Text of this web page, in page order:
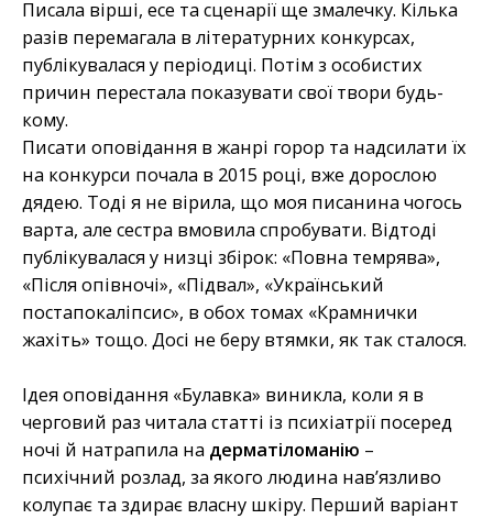
Писала вірші, есе та сценарії ще змалечку. Кілька
разів перемагала в літературних конкурсах,
публікувалася у періодиці. Потім з особистих
причин перестала показувати свої твори будь-
кому.
Писати оповідання в жанрі горор та надсилати їх
на конкурси почала в 2015 році, вже дорослою
дядею. Тоді я не вірила, що моя писанина чогось
варта, але сестра вмовила спробувати. Відтоді
публікувалася у низці збірок: «Повна темрява»,
«Після опівночі», «Підвал», «Український
постапокаліпсис», в обох томах «Крамнички
жахіть» тощо. Досі не беру втямки, як так сталося.
Ідея оповідання «Булавка» виникла, коли я в
черговий раз читала статті із психіатрії посеред
ночі й натрапила на дерматіломанію –
психічний розлад, за якого людина нав’язливо
колупає та здирає власну шкіру. Перший варіант